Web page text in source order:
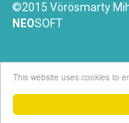
This website uses cookies to
©2015 Vörösmarty
NEOSOFT